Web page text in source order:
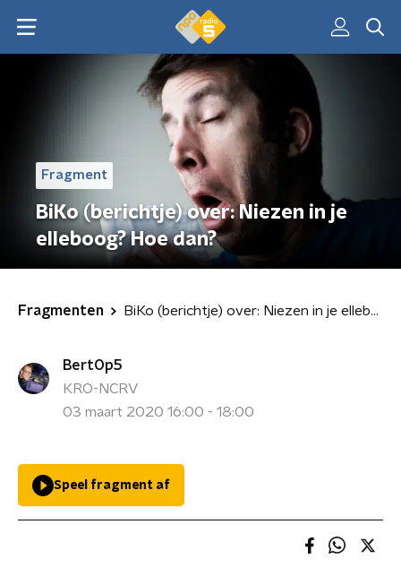
Fragment
BiKo (berichtje) over: Niezen in je
elleboog? Hoe dan?
Fragmenten BiKo (berichtje) over: Niezen in je elleboog? Hoe dan?
BertOp5
KRO-NCRV
03 maart 2020 16:00 - 18:00
Speel fragment af